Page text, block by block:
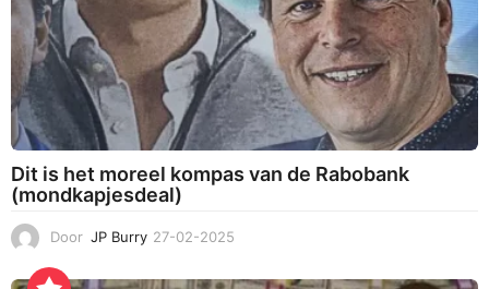
Dit is het moreel kompas van de Rabobank
(mondkapjesdeal)
Door JP Burry 27-02-2025
-